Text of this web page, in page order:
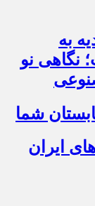
به
نگاهی نو
شما
ایران